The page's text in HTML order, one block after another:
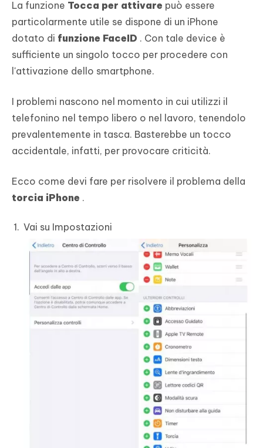
La funzione Tocca per attivare può essere
particolarmente utile se dispone di un iPhone
dotato di funzione FaceID . Con tale device è
sufficiente un singolo tocco per procedere con
l'attivazione dello smartphone.
I problemi nascono nel momento in cui utilizzi il
telefonino nel tempo libero o nel lavoro, tenendolo
prevalentemente in tasca. Basterebbe un tocco
accidentale, infatti, per provocare criticità.
Ecco come devi fare per risolvere il problema della
torcia iPhone .
Vai su Impostazioni